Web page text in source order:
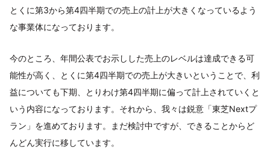
とくに第3から第4四半期での売上の計上が大きくなっているよう
な事業体になっております。
今のところ、年間公表でお示しした売上のレベルは達成できる可
能性が高く、とくに第4四半期での売上が大きいということで、利
益についても下期、とりわけ第4四半期に偏って計上されていくと
いう内容になっております。それから、我々は鋭意「東芝Nextプ
ラン」を進めております。まだ検討中ですが、できることからど
んどん実行に移しています。